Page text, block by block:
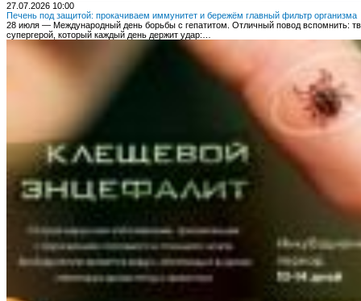
27.07.2026 10:00
Печень под защитой: прокачиваем иммунитет и бережём главный фильтр организма
28 июля — Международный день борьбы с гепатитом. Отличный повод вспомнить:
супергерой, который каждый день держит удар:…